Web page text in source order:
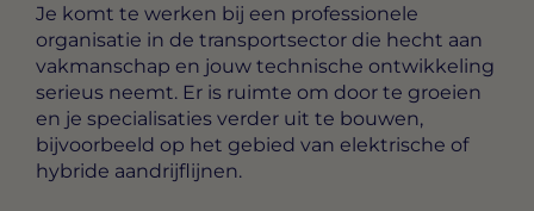
Je komt te werken bij een professionele
organisatie in de transportsector die hecht aan
vakmanschap en jouw technische ontwikkeling
serieus neemt. Er is ruimte om door te groeien
en je specialisaties verder uit te bouwen,
bijvoorbeeld op het gebied van elektrische of
hybride aandrijflijnen.